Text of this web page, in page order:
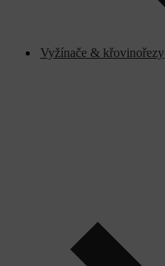
Vyžínače & křovinořezy